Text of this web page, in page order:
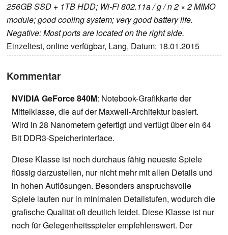
256GB SSD + 1TB HDD; Wi-Fi 802.11a / g / n 2 × 2 MIMO
module; good cooling system; very good battery life.
Negative: Most ports are located on the right side.
Einzeltest, online verfügbar, Lang, Datum: 18.01.2015
Kommentar
NVIDIA GeForce 840M: Notebook-Grafikkarte der
Mittelklasse, die auf der Maxwell-Architektur basiert.
Wird in 28 Nanometern gefertigt und verfügt über ein 64
Bit DDR3-Speicherinterface.
Diese Klasse ist noch durchaus fähig neueste Spiele
flüssig darzustellen, nur nicht mehr mit allen Details und
in hohen Auflösungen. Besonders anspruchsvolle
Spiele laufen nur in minimalen Detailstufen, wodurch die
grafische Qualität oft deutlich leidet. Diese Klasse ist nur
noch für Gelegenheitsspieler empfehlenswert. Der